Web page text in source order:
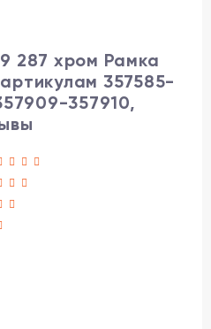
287 хром Рамка
357585-
357910,